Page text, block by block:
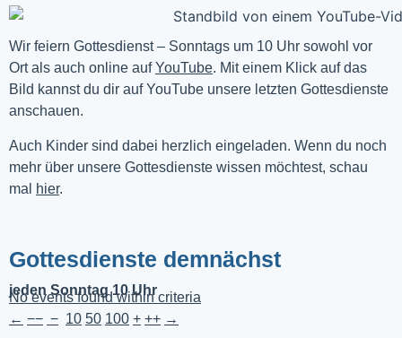
Wir feiern Gottesdienst – Sonntags um 10 Uhr sowohl vor
Ort als auch online auf YouTube. Mit einem Klick auf das
Bild kannst du dir auf YouTube unsere letzten Gottesdienste
anschauen.
Auch Kinder sind dabei herzlich eingeladen. Wenn du noch
mehr über unsere Gottesdienste wissen möchtest, schau
mal
hier.
Gottesdienste demnächst
jeden Sonntag 10 Uhr
No events found within criteria
← −− − 10 50 100 + ++ →